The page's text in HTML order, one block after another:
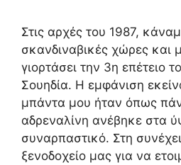
Στις αρχές του 1987,
σκανδιναβικές χώρες και
γιορτάσει την 3η επέτειο
Σουηδία. Η εμφάνιση
μπάντα μου ήταν όπως
αδρεναλίνη ανέβηκε στα
συναρπαστικό. Στη
ξενοδοχείο μας για να